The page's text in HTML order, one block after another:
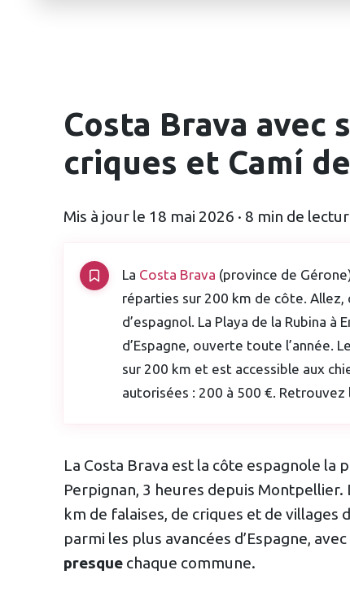
Costa Brava avec
criques et Camí
Mis à jour le 18 mai 2026 · 8 min de
La Costa Brava (province de
réparties sur 200 km de côte.
d’espagnol. La Playa de la Rubina
d’Espagne, ouverte toute l’année.
sur 200 km et est accessible aux
autorisées : 200 à 500 €.
La Costa Brava est la côte espagnole la
Perpignan, 3 heures depuis Montpellier.
km de falaises, de criques et de villages
parmi les plus avancées d’Espagne,
presque chaque commune.